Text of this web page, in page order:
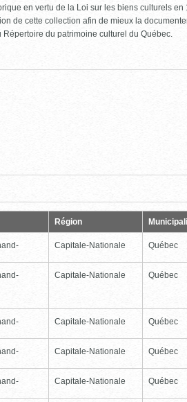
en vertu de la Loi sur les biens culturels
de cette collection afin de mieux la
Répertoire du patrimoine culturel du Québec.
Région
Capitale-Nationale Québec
Capitale-Nationale Québec
Capitale-Nationale Québec
Capitale-Nationale Québec
Capitale-Nationale Québec